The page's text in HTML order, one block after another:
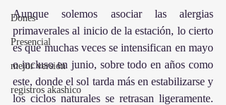
Dones
Presencial
mejor versión
registros akashico
Aunque solemos asociar las alergias
primaverales al inicio de la estación, lo cierto
es que muchas veces se intensifican en mayo
o incluso en junio, sobre todo en años como
este, donde el sol tarda más en estabilizarse y
los ciclos naturales se retrasan ligeramente.